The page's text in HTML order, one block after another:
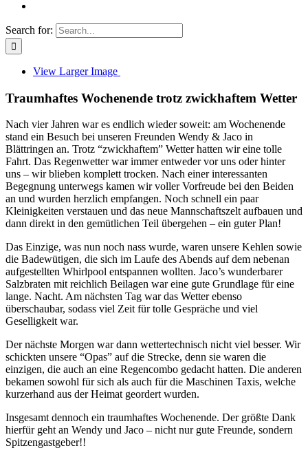
Search for:
View Larger Image
Traumhaftes Wochenende trotz zwickhaftem Wetter
Nach vier Jahren war es endlich wieder soweit: am Wochenende
stand ein Besuch bei unseren Freunden Wendy & Jaco in
Blättringen an. Trotz “zwickhaftem” Wetter hatten wir eine tolle
Fahrt. Das Regenwetter war immer entweder vor uns oder hinter
uns – wir blieben komplett trocken. Nach einer interessanten
Begegnung unterwegs kamen wir voller Vorfreude bei den Beiden
an und wurden herzlich empfangen. Noch schnell ein paar
Kleinigkeiten verstauen und das neue Mannschaftszelt aufbauen und
dann direkt in den gemütlichen Teil übergehen – ein guter Plan!
Das Einzige, was nun noch nass wurde, waren unsere Kehlen sowie
die Badewütigen, die sich im Laufe des Abends auf dem nebenan
aufgestellten Whirlpool entspannen wollten. Jaco’s wunderbarer
Salzbraten mit reichlich Beilagen war eine gute Grundlage für eine
lange. Nacht. Am nächsten Tag war das Wetter ebenso
überschaubar, sodass viel Zeit für tolle Gespräche und viel
Geselligkeit war.
Der nächste Morgen war dann wettertechnisch nicht viel besser. Wir
schickten unsere “Opas” auf die Strecke, denn sie waren die
einzigen, die auch an eine Regencombo gedacht hatten. Die anderen
bekamen sowohl für sich als auch für die Maschinen Taxis, welche
kurzerhand aus der Heimat geordert wurden.
Insgesamt dennoch ein traumhaftes Wochenende. Der größte Dank
hierfür geht an Wendy und Jaco – nicht nur gute Freunde, sondern
Spitzengastgeber!!